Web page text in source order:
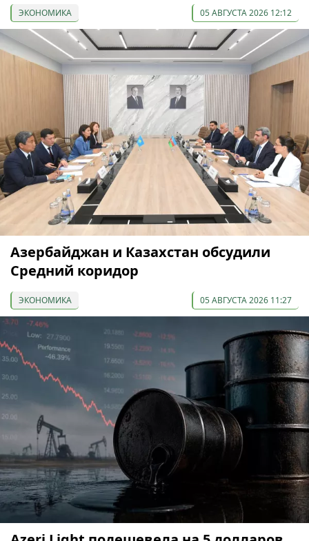
ЭКОНОМИКА 05 АВГУСТА 2026 12:12
Азербайджан и Казахстан обсудили
Средний коридор
ЭКОНОМИКА 05 АВГУСТА 2026 11:27